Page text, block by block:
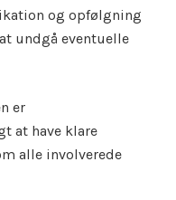
og opfølgning
undgå eventuelle
er
at have klare
alle involverede